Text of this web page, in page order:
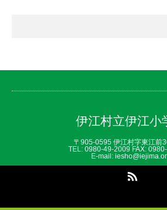
伊江村立伊江小
〒905-0595 伊江村字東江前
TEL: 0980‐49‐2009 FAX:
E-mail: